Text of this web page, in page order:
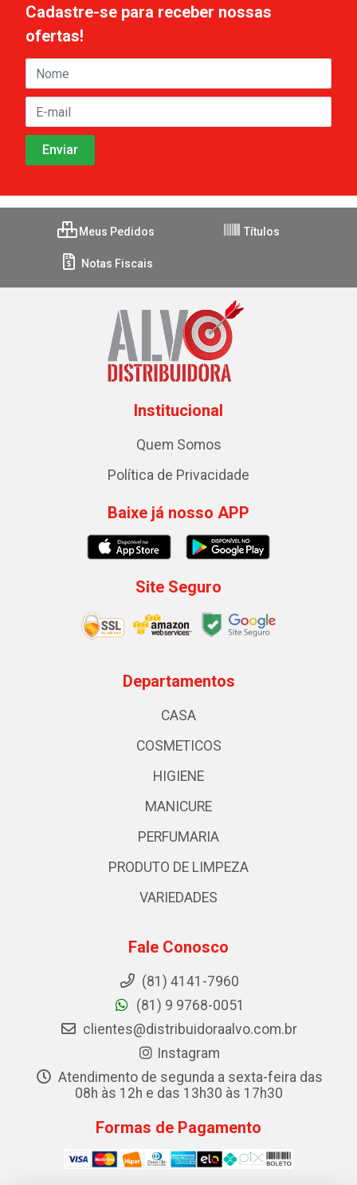
Cadastre-se para receber nossas
ofertas!
Meus Pedidos Títulos
Notas Fiscais
Institucional
Quem Somos
Política de Privacidade
Baixe já nosso APP
Site Seguro
Departamentos
CASA
COSMETICOS
HIGIENE
MANICURE
PERFUMARIA
PRODUTO DE LIMPEZA
VARIEDADES
Fale Conosco
(81) 4141-7960
(81) 9 9768-0051
clientes@distribuidoraalvo.com.br
Instagram
Atendimento de segunda a sexta-feira das
08h às 12h e das 13h30 às 17h30
Formas de Pagamento